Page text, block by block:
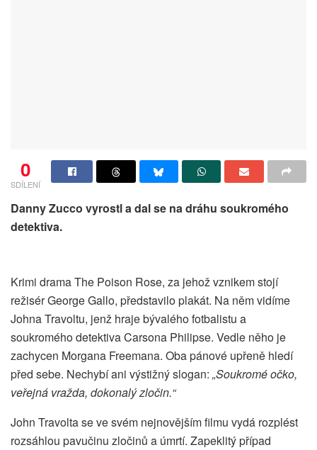
0
SDÍLENÍ
Danny Zucco vyrostl a dal se na dráhu soukromého
detektiva.
Krimi drama The Poison Rose, za jehož vznikem stojí
režisér George Gallo, představilo plakát. Na něm vidíme
Johna Travoltu, jenž hraje bývalého fotbalistu a
soukromého detektiva Carsona Philipse. Vedle něho je
zachycen Morgana Freemana. Oba pánové upřeně hledí
před sebe. Nechybí ani výstižný slogan: „Soukromé očko,
veřejná vražda, dokonalý zločin.“
John Travolta se ve svém nejnovějším filmu vydá rozplést
rozsáhlou pavučinu zločinů a úmrtí. Zapeklitý případ